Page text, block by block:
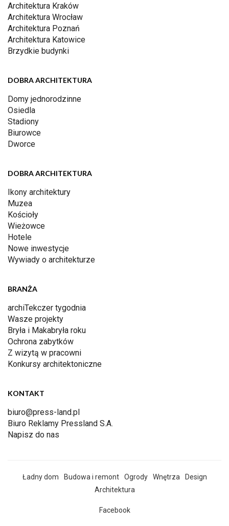
Architektura Kraków
Architektura Wrocław
Architektura Poznań
Architektura Katowice
Brzydkie budynki
DOBRA ARCHITEKTURA
Domy jednorodzinne
Osiedla
Stadiony
Biurowce
Dworce
DOBRA ARCHITEKTURA
Ikony architektury
Muzea
Kościoły
Wieżowce
Hotele
Nowe inwestycje
Wywiady o architekturze
BRANŻA
archiTekczer tygodnia
Wasze projekty
Bryła i Makabryła roku
Ochrona zabytków
Z wizytą w pracowni
Konkursy architektoniczne
KONTAKT
biuro@press-land.pl
Biuro Reklamy Pressland S.A.
Napisz do nas
Ładny dom Budowa i remont Ogrody Wnętrza
Design
Architektura
Facebook